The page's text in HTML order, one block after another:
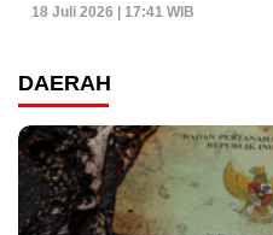
18 Juli 2026 | 17:41 WIB
DAERAH